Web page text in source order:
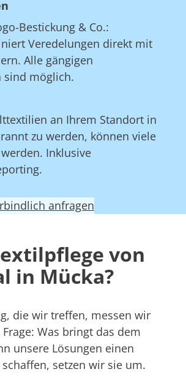
Bestickung & Co.:
Veredelungen direkt mit
Alle gängigen
sind möglich.
an Ihrem Standort in
zu werden, können viele
Inklusive
anfragen
von
in Mücka?
die wir treffen, messen wir
Was bringt das dem
unsere Lösungen einen
setzen wir sie um.